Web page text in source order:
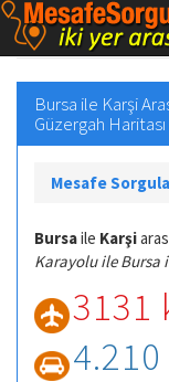
Bursa ile Karşi
Güzergah Haritası
Mesafe
Bursaile Karşi
Karayolu ile Bursa
3131